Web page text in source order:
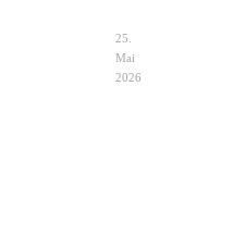
25.
Mai
2026